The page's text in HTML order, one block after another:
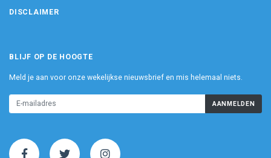
DISCLAIMER
BLIJF OP DE HOOGTE
Meld je aan voor onze wekelijkse nieuwsbrief en mis helemaal niets.
AANMELDEN